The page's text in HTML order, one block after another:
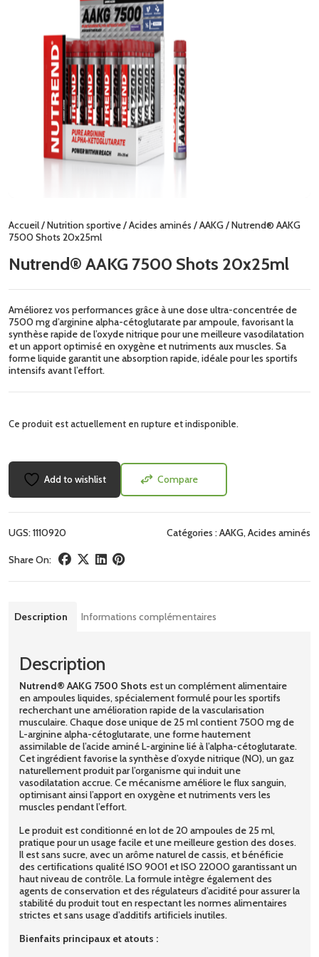
Accueil/Nutrition sportive/Acides aminés /AAKG/ Nutrend® AAKG
7500 Shots 20x25ml
Nutrend® AAKG 7500 Shots 20x25ml
Améliorez vos performances grâce à une dose ultra-concentrée de
7500 mg d’arginine alpha-cétoglutarate par ampoule, favorisant la
synthèse rapide de l’oxyde nitrique pour une meilleure vasodilatation
et un apport optimisé en oxygène et nutriments aux muscles. Sa
forme liquide garantit une absorption rapide, idéale pour les sportifs
intensifs avant l’effort.
Ce produit est actuellement en rupture et indisponible.
Add to wishlist Compare
UGS:1110920 Catégories :AAKG, Acides aminés
Share On:
Description Informations complémentaires
Description
Nutrend® AAKG 7500 Shots est un complément alimentaire
en ampoules liquides, spécialement formulé pour les sportifs
recherchant une amélioration rapide de la vascularisation
musculaire. Chaque dose unique de 25 ml contient 7500 mg de
L-arginine alpha-cétoglutarate, une forme hautement
assimilable de l’acide aminé L-arginine lié à l’alpha-cétoglutarate.
Cet ingrédient favorise la synthèse d’oxyde nitrique (NO), un gaz
naturellement produit par l’organisme qui induit une
vasodilatation accrue. Ce mécanisme améliore le flux sanguin,
optimisant ainsi l’apport en oxygène et nutriments vers les
muscles pendant l’effort.
Le produit est conditionné en lot de 20 ampoules de 25 ml,
pratique pour un usage facile et une meilleure gestion des doses.
Il est sans sucre, avec un arôme naturel de cassis, et bénéficie
des certifications qualité ISO 9001 et ISO 22000 garantissant un
haut niveau de contrôle. La formule intègre également des
agents de conservation et des régulateurs d’acidité pour assurer la
stabilité du produit tout en respectant les normes alimentaires
strictes et sans usage d’additifs artificiels inutiles.
Bienfaits principaux et atouts :